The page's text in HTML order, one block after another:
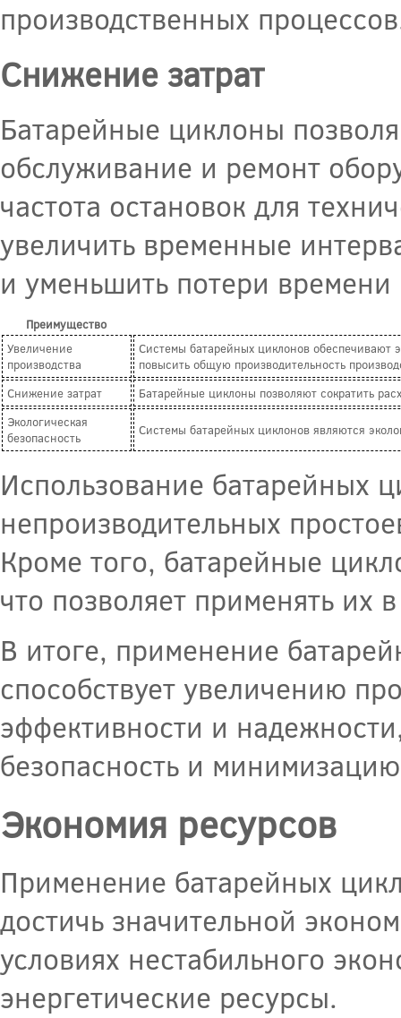
производственных
Снижение затрат
Батарейные циклоны
обслуживание и ремонт
частота остановок для
увеличить временные
и уменьшить потери
Преимущество
Увеличение
производства
Системы батарейных циклонов обеспечивают
повысить общую производительность
Снижение затрат
Батарейные циклоны позволяют сократить
Экологическая
безопасность
Системы батарейных циклонов являются
Использование батарейных
непроизводительных
Кроме того, батарейные
что позволяет применять их
В итоге, применение
способствует увеличению
эффективности и
безопасность и минимизацию
Экономия ресурсов
Применение батарейных
достичь значительной
условиях нестабильного
энергетические ресурсы.